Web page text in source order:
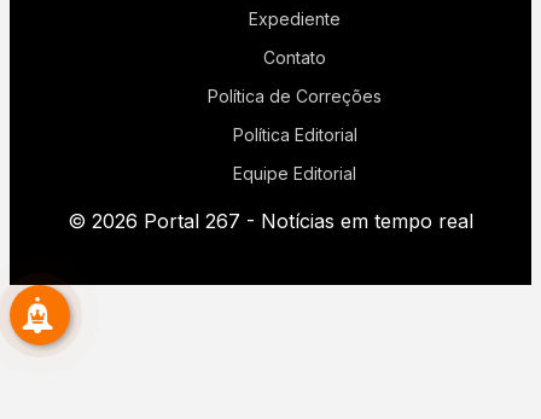
Expediente
Contato
Política de Correções
Política Editorial
Equipe Editorial
© 2026 Portal 267 - Notícias em tempo real